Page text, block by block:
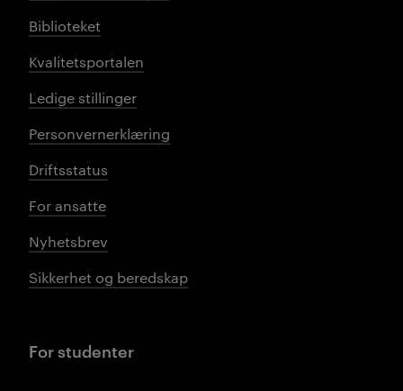
Biblioteket
Kvalitetsportalen
Ledige stillinger
Personvernerklæring
Driftsstatus
For ansatte
Nyhetsbrev
Sikkerhet og beredskap
For studenter